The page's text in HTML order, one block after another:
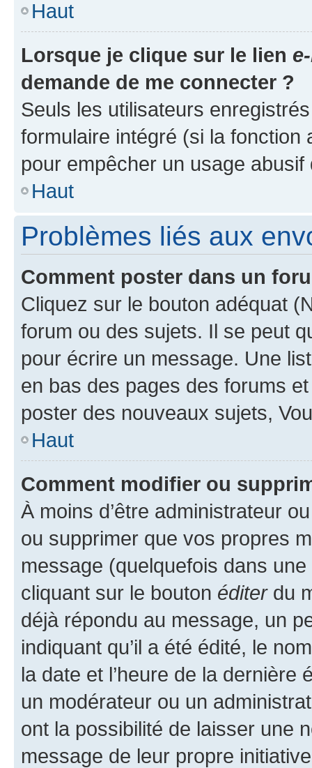
Haut
Lorsque je clique sur le lien
demande de me connecter ?
Seuls les utilisateurs
formulaire intégré (si la fonction
pour empêcher un usage
Haut
Problèmes liés aux
Comment poster dans un
Cliquez sur le bouton adéquat
forum ou des sujets. Il se peut
pour écrire un message. Une
en bas des pages des forums
poster des nouveaux sujets,
Haut
Comment modifier ou
À moins d’être administrateur
ou supprimer que vos propres
message (quelquefois dans
cliquant sur le bouton éditerdu
déjà répondu au message, un
indiquant qu’il a été édité, le
la date et l’heure de la dernière
un modérateur ou un
ont la possibilité de laisser une
message de leur propre